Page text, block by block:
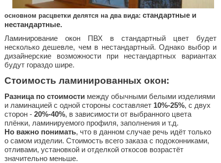
основном расцветки делятся на два вида: стандартные и
нестандартные.
Ламинирование окон ПВХ в стандартный цвет будет
несколько дешевле, чем в нестандартный. Однако выбор и
дизайнерские возможности при нестандартных вариантах
будут гораздо шире.
Стоимость ламинированных окон:
Разница по стоимостимежду обычными белыми изделиями
и ламинацией с одной стороны составляет 10%-25%, с двух
сторон - 20%-40%, в зависимости от выбранного цвета
плёнки, ламинируемого профиля, заполнения и т.д.
Но важно понимать, что в данном случае речь идёт только
о самом изделии. Стоимость всего заказа с подоконниками,
отливами, установкой и отделкой откосов возрастёт
значительно меньше.